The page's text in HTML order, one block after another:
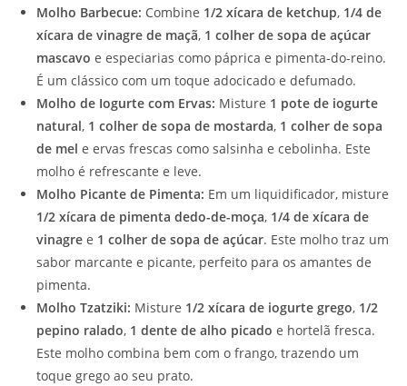
Molho Barbecue: Combine 1/2 xícara de ketchup, 1/4 de
xícara de vinagre de maçã, 1 colher de sopa de açúcar
mascavo e especiarias como páprica e pimenta-do-reino.
É um clássico com um toque adocicado e defumado.
Molho de Iogurte com Ervas: Misture 1 pote de iogurte
natural, 1 colher de sopa de mostarda, 1 colher de sopa
de mel e ervas frescas como salsinha e cebolinha. Este
molho é refrescante e leve.
Molho Picante de Pimenta: Em um liquidificador, misture
1/2 xícara de pimenta dedo-de-moça, 1/4 de xícara de
vinagre e 1 colher de sopa de açúcar. Este molho traz um
sabor marcante e picante, perfeito para os amantes de
pimenta.
Molho Tzatziki: Misture 1/2 xícara de iogurte grego, 1/2
pepino ralado, 1 dente de alho picado e hortelã fresca.
Este molho combina bem com o frango, trazendo um
toque grego ao seu prato.